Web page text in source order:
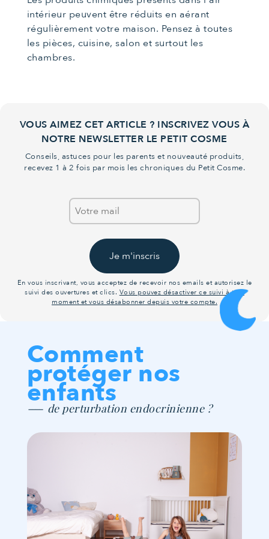
intérieur peuvent être réduits en aérant
régulièrement votre maison. Pensez à toutes
les pièces, cuisine, salon et surtout les
chambres.
VOUS AIMEZ CET ARTICLE ? INSCRIVEZ VOUS À
NOTRE NEWSLETTER LE PETIT COSME
Conseils, astuces pour les parents et nouveauté produits,
recevez 1 à 2 fois par mois les chroniques du Petit Cosme.
Je m'inscris
En vous inscrivant, vous acceptez de recevoir nos emails et autorisez le
suivi des ouvertures et clics. Vous pouvez désactiver ce suivi à tout
moment et vous désabonner depuis votre compte.
Comment
protéger nos
enfants
de perturbation endocrinienne ?